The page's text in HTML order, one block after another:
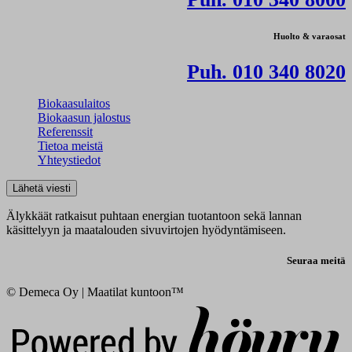
Huolto & varaosat
Puh. 010 340 8020
Biokaasulaitos
Biokaasun jalostus
Referenssit
Tietoa meistä
Yhteystiedot
Lähetä viesti
Älykkäät ratkaisut puhtaan energian tuotantoon sekä lannan
käsittelyyn ja maatalouden sivuvirtojen hyödyntämiseen.
Seuraa meitä
© Demeca Oy | Maatilat kuntoon™